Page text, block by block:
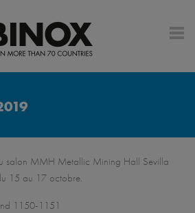
salon MMH Metallic Mining Hall Sevilla
15 au 17 octobre.
1150-1151